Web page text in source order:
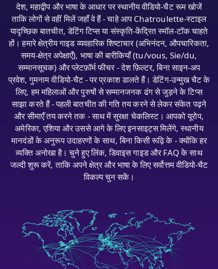
देश, महाद्वीप और भाषा के आधार पर स्थानीय वीडियो‑चैट रूम खोजें
ताकि लोगों से वहीं मिलें जहाँ वे हैं - चाहे आप Chatroulette‑स्टाइल
यादृच्छिक बातचीत, डेटिंग टिप्स या संस्कृति‑केंद्रित स्मॉल‑टॉक चाहते
हों। हमारे क्षेत्रीय गाइड व्यवहारिक शिष्टाचार (अभिनंदन, औपचारिकता,
समय‑क्षेत्र अपेक्षाएँ), भाषा की बारीकियाँ (tu/vous, Sie/du,
सम्मानसूचक) और प्लेटफ़ॉर्म फीचर - देश फ़िल्टर, बिना साइन‑अप
प्रवेश, गुमनाम वीडियो‑चैट - पर प्रकाश डालते हैं। डेटिंग‑उन्मुख चैट के
लिए, हम महिलाओं और पुरुषों से सम्मानजनक ढंग से जुड़ने के टिप्स
साझा करते हैं - पहली बातचीत की गति तय करने से लेकर संकेत पढ़ने
और सीमाएँ तय करने तक - साथ में सुरक्षा चेकलिस्ट। आपको यूरोप,
अमेरिका, एशिया और उससे आगे के लिए इनसाइट्स मिलेंगे, स्थानीय
मानदंडों के अनुरूप उदाहरणों के साथ, बिना किसी रूढ़ि के - क्योंकि हर
व्यक्ति अनोखा है। चुने हुए लिंक, डिवाइस गाइड और FAQ के साथ
जल्दी शुरू करें, ताकि अपने क्षेत्र और भाषा के लिए सर्वोत्तम वीडियो‑चैट
विकल्प चुन सकें।